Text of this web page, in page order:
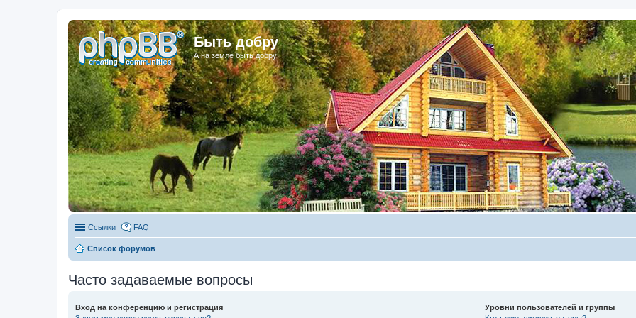
Быть добру
А на земле быть добру!
Ссылки FAQ
Список форумов
Часто задаваемые вопросы
Вход на конференцию и регистрация
Уровни пользователей и группы